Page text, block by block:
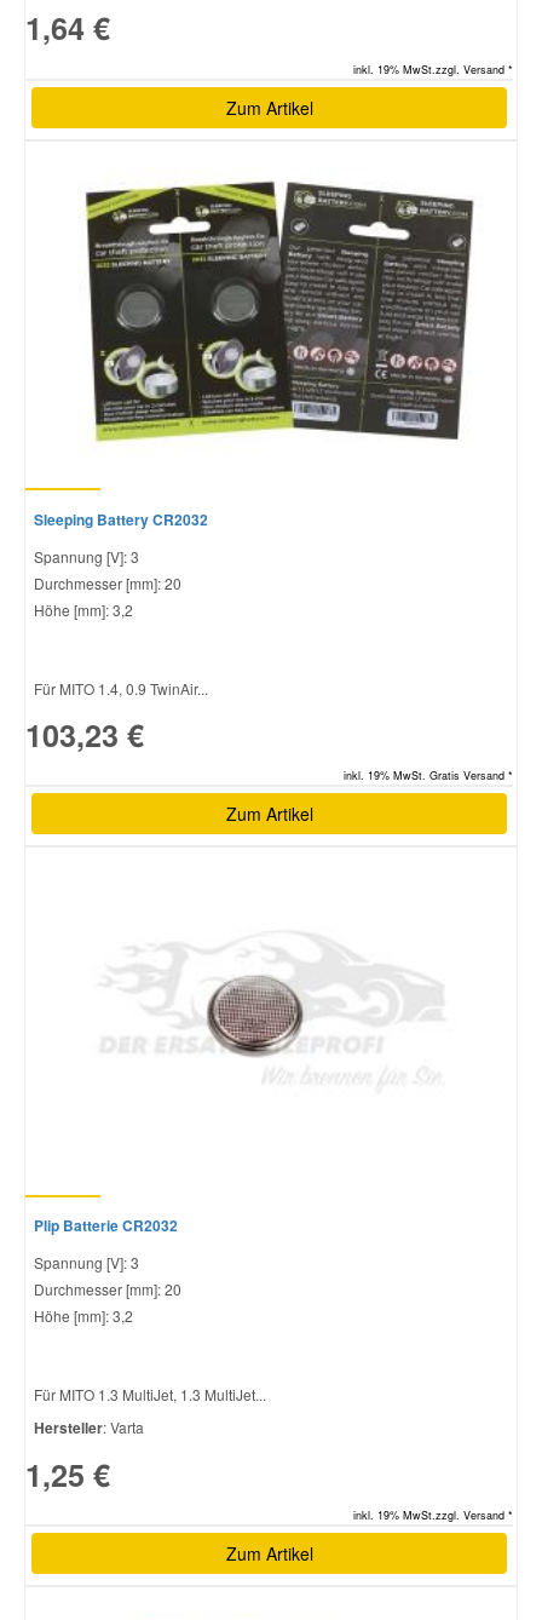
1,64 €
inkl. 19% MwSt.zzgl. Versand *
Zum Artikel
Sleeping Battery CR2032
Spannung [V]: 3
Durchmesser [mm]: 20
Höhe [mm]: 3,2
Für MITO 1.4, 0.9 TwinAir...
103,23 €
inkl. 19% MwSt. Gratis Versand *
Zum Artikel
Plip Batterie CR2032
Spannung [V]: 3
Durchmesser [mm]: 20
Höhe [mm]: 3,2
Für MITO 1.3 MultiJet, 1.3 MultiJet...
Hersteller: Varta
1,25 €
inkl. 19% MwSt.zzgl. Versand *
Zum Artikel
Suzuki Ersatzteile
Toyota Ersatzteile
Vauxhall Ersatzteile
Volvo Ersatzteile